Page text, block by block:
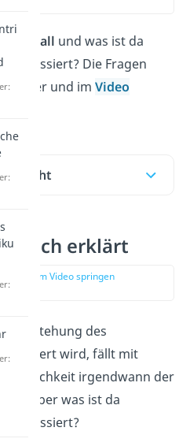
Urknall und was ist da
passiert? Die Fragen
hier und im Video
erklärt
zur Stelle im Video springen
Entstehung des
wird, fällt mit
irgendwann der
“. Aber was ist da
passiert?